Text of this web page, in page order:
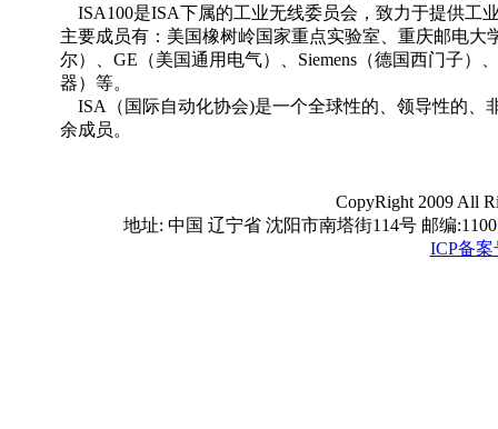
ISA100是ISA下属的工业无线委员会，致力于提供工
主要成员有：美国橡树岭国家重点实验室、重庆邮电大
尔）、GE（美国通用电气）、Siemens（德国西门子）
器）等。
ISA（国际自动化协会)是一个全球性的、领导性的、
余成员。
CopyRight 2009 All
地址: 中国 辽宁省 沈阳市南塔街114号 邮编
ICP备案